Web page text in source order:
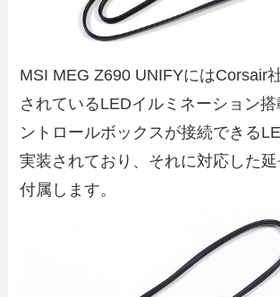
MSI MEG Z690 UNIFYにはCorsair
されているLEDイルミネーション
ントロールボックスが接続できる
実装されており、それに対応した
付属します。